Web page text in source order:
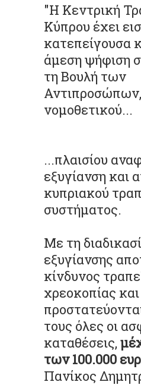
"Η Κεντρική
Κύπρου έχει
κατεπείγουσα
άμεση ψήφιση
τη Βουλή των
Αντιπροσώπων,
νομοθετικού...
...πλαισίου
εξυγίανση και
κυπριακού
συστήματος.
Με τη
εξυγίανσης
κίνδυνος
χρεοκοπίας και
τους όλες οι
καταθέσεις,
των 100.000
Πανίκος